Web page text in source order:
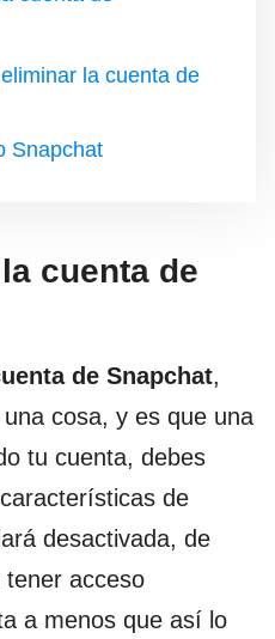
la cuenta de
Snapchat
cuenta de
de Snapchat,
cosa, y es que una
tu cuenta, debes
de
desactivada, de
acceso
a menos que así lo